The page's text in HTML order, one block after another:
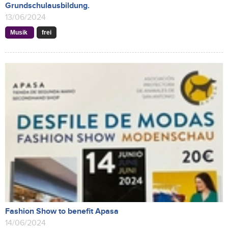
Grundschulausbildung.
13/06/2024
Musik frei
Fashion Show to benefit Apasa
14/06/2024